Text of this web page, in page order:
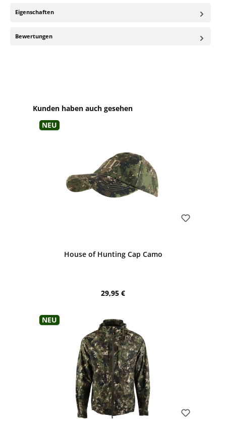
Eigenschaften
Bewertungen
Produktgalerie überspringen
Kunden haben auch gesehen
Neu
House of Hunting Cap Camo
Regulärer Preis:
29,95 €
Neu